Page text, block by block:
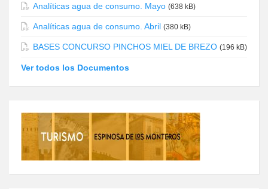
Analíticas agua de consumo. Mayo (638 kB)
Analíticas agua de consumo. Abril (380 kB)
BASES CONCURSO PINCHOS MIEL DE BREZO (196 kB)
Ver todos los Documentos